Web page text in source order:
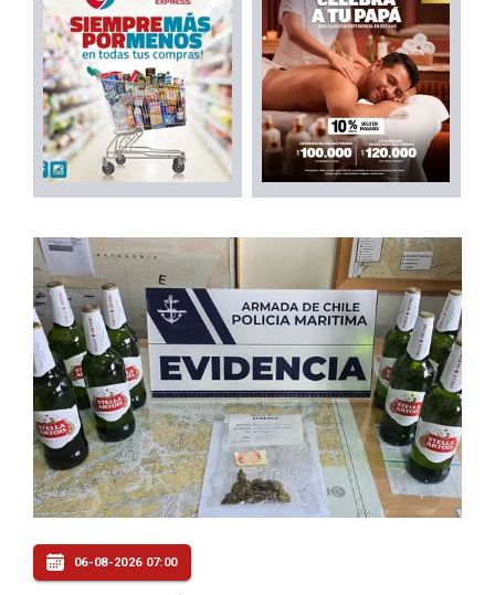
06-08-2026 07:00